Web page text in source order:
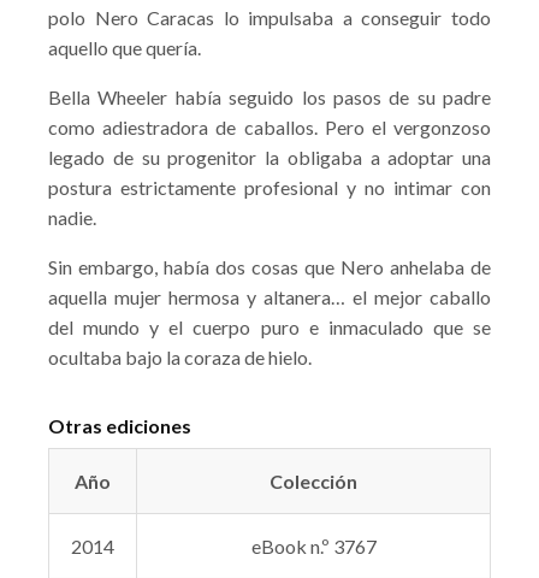
polo Nero Caracas lo impulsaba a conseguir todo
aquello que quería.
Bella Wheeler había seguido los pasos de su padre
como adiestradora de caballos. Pero el vergonzoso
legado de su progenitor la obligaba a adoptar una
postura estrictamente profesional y no intimar con
nadie.
Sin embargo, había dos cosas que Nero anhelaba de
aquella mujer hermosa y altanera… el mejor caballo
del mundo y el cuerpo puro e inmaculado que se
ocultaba bajo la coraza de hielo.
Otras ediciones
Año Colección
2014 eBook n.º 3767